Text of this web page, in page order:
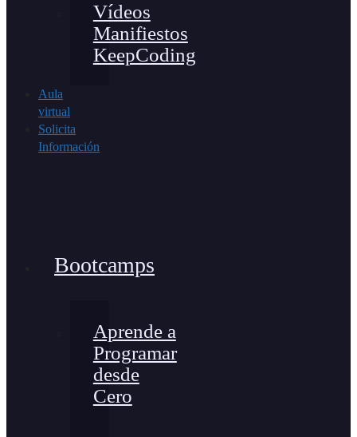
Vídeos
Manifiestos
KeepCoding
Aula
virtual
Solicita
Información
Bootcamps
Aprende a
Programar
desde
Cero